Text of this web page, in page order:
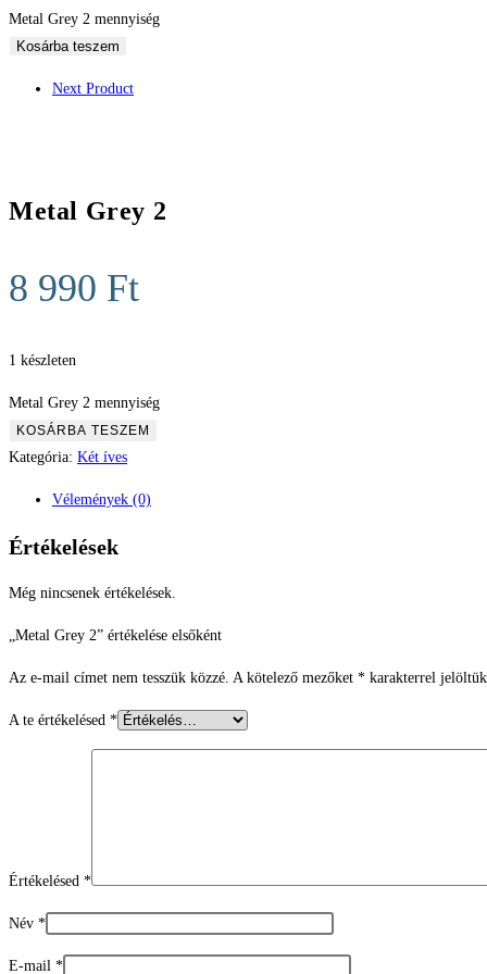
Metal Grey 2 mennyiség
Kosárba teszem
Next Product
Metal Grey 2
8 990 Ft
1 készleten
Metal Grey 2 mennyiség
KOSÁRBA TESZEM
Kategória: Két íves
Vélemények (0)
Értékelések
Még nincsenek értékelések.
„Metal Grey 2” értékelése elsőként
Az e-mail címet nem tesszük közzé. A kötelező mezőket * karakterrel jelöltük
A te értékelésed *
Értékelésed *
Név *
E-mail *